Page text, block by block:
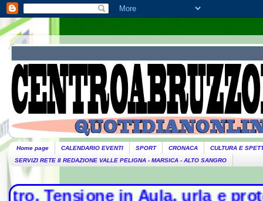
Home page CALENDARIO EVENTI SPORT CRONACA
CULTURA E
SERVIZI RETE 8 REDAZIONE VALLE PELIGNA - MARSICA - ALTO SANGRO
Aula, urla e proteste - La